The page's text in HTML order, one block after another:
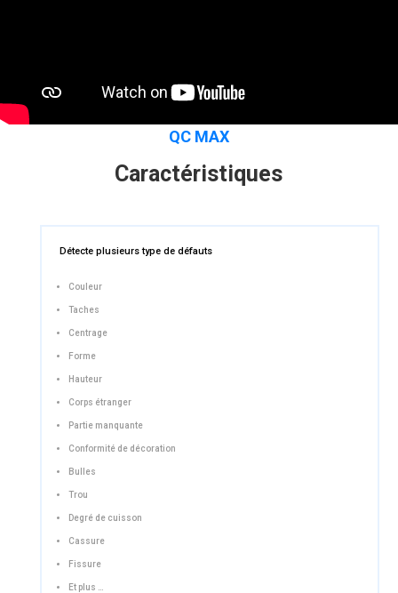
QC MAX
Caractéristiques
Détecte plusieurs type de défauts
Couleur
Taches
Centrage
Forme
Hauteur
Corps étranger
Partie manquante
Conformité de décoration
Bulles
Trou
Degré de cuisson
Cassure
Fissure
Et plus …